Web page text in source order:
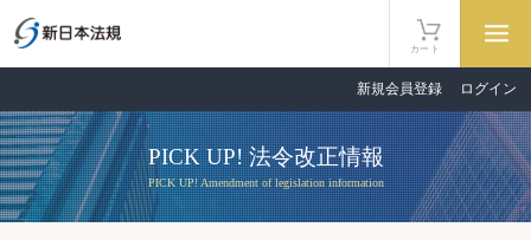
カート
新規会員登録 ログイン
PICK UP! 法令改正情報
PICK UP! Amendment of legislation information